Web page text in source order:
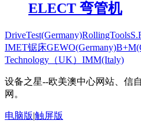
ELECT 弯管机
DriveTest(Germany)
IMET锯床GEWO(Germany)
Technology（UK） IMM(Italy)
设备之星--欧美澳中心网站、信
网。
电脑版|触屏版